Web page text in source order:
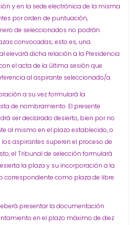
y en la sede electrónica de la misma
por orden de puntuación,
de seleccionados no podrán
convocadas; esto es, una.
elevará dicha relación a la Presidencia
el acta de la última sesión que
al aspirante seleccionado/a.
a su vez formulará la
de nombramiento. El presente
ser declarado desierto, bien por no
al mismo en el plazo establecido, o
aspirantes superen el proceso de
el Tribunal de selección formulará
la plaza y su incorporación a la
correspondiente como plaza de libre
presentar la documentación
en el plazo máximo de diez